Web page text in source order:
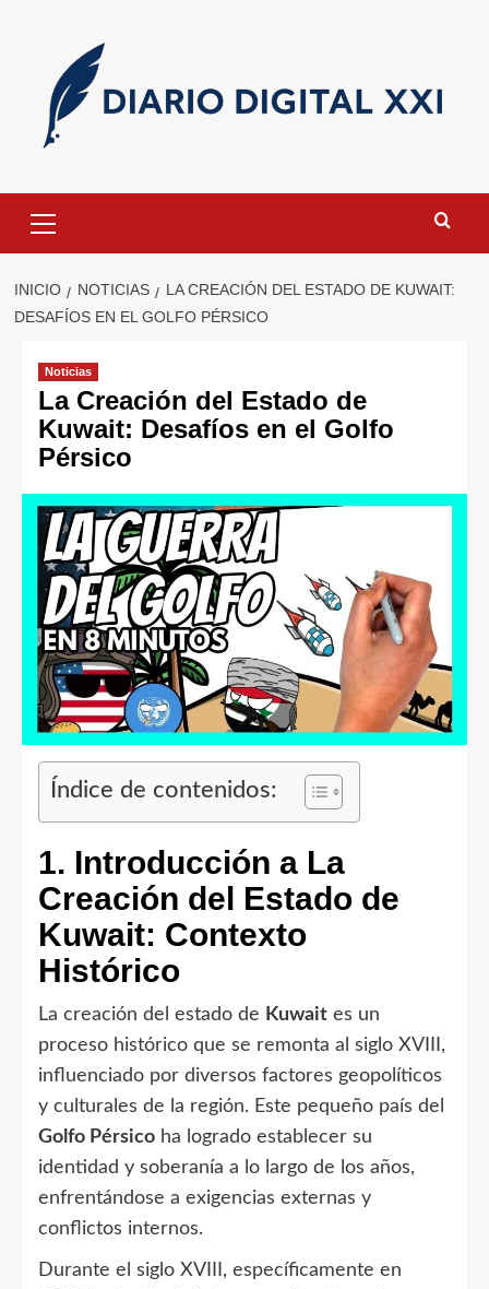
contenido
primario
INICIO NOTICIAS
LA CREACIÓN DEL ESTADO DE KUWAIT:
DESAFÍOS EN EL GOLFO PÉRSICO
Noticias
La Creación del Estado de
Kuwait: Desafíos en el Golfo
Pérsico
Índice de contenidos:
1. Introducción a La
Creación del Estado de
Kuwait: Contexto
Histórico
La creación del estado de Kuwait es un
proceso histórico que se remonta al siglo XVIII,
influenciado por diversos factores geopolíticos
y culturales de la región. Este pequeño país del
Golfo Pérsico ha logrado establecer su
identidad y soberanía a lo largo de los años,
enfrentándose a exigencias externas y
conflictos internos.
Durante el siglo XVIII, específicamente en